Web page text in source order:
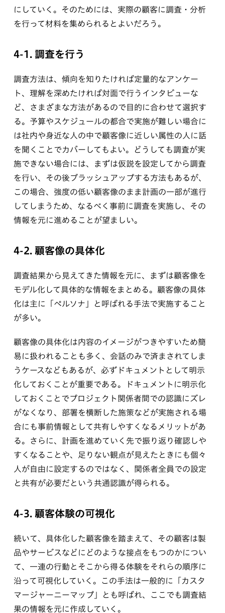
にしていく。そのためには、実際の顧客に調査・分析
を行って材料を集められるとよいだろう。
4-1. 調査を行う
調査方法は、傾向を知りたければ定量的なアンケー
ト、理解を深めたければ対面で行うインタビューな
ど、さまざまな方法があるので目的に合わせて選択す
る。予算やスケジュールの都合で実施が難しい場合に
は社内や身近な人の中で顧客像に近しい属性の人に話
を聞くことでカバーしてもよい。どうしても調査が実
施できない場合には、まずは仮説を設定してから調査
を行い、その後ブラッシュアップする方法もあるが、
この場合、強度の低い顧客像のまま計画の一部が進行
してしまうため、なるべく事前に調査を実施し、その
情報を元に進めることが望ましい。
4-2. 顧客像の具体化
調査結果から見えてきた情報を元に、まずは顧客像を
モデル化して具体的な情報をまとめる。顧客像の具体
化は主に「ペルソナ」と呼ばれる手法で実施すること
が多い。
顧客像の具体化は内容のイメージがつきやすいため簡
易に扱われることも多く、会話のみで済まされてしま
うケースなどもあるが、必ずドキュメントとして明示
化しておくことが重要である。ドキュメントに明示化
しておくことでプロジェクト関係者間での認識にズレ
がなくなり、部署を横断した施策などが実施される場
合にも事前情報として共有しやすくなるメリットがあ
る。さらに、計画を進めていく先で振り返り確認しや
すくなることや、足りない観点が見えたときにも個々
人が自由に設定するのではなく、関係者全員での設定
と共有が必要だという共通認識が得られる。
4-3. 顧客体験の可視化
続いて、具体化した顧客像を踏まえて、その顧客は製
品やサービスなどにどのような接点をもつのかについ
て、一連の行動とそこから得る体験をそれらの順序に
沿って可視化していく。この手法は一般的に「カスタ
マージャーニーマップ」とも呼ばれ、ここでも調査結
果の情報を元に作成していく。